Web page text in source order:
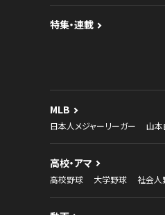
特集・連載
MLB
日本人メジャーリーガー 山本
高校・アマ
高校野球 大学野球 社会人